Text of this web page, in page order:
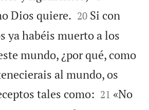
Dios quiere. 

20 Si con
ya habéis muerto a los
mundo, ¿por qué, como
al mundo, os
tales como: 

21 «No